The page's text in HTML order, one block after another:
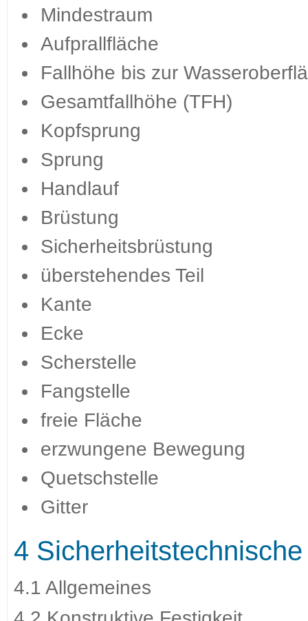
Mindestraum
Aufprallfläche
Fallhöhe bis zur
Gesamtfallhöhe (TFH)
Kopfsprung
Sprung
Handlauf
Brüstung
Sicherheitsbrüstung
überstehendes Teil
Kante
Ecke
Scherstelle
Fangstelle
freie Fläche
erzwungene Bewegung
Quetschstelle
Gitter
4
4.1 Allgemeines